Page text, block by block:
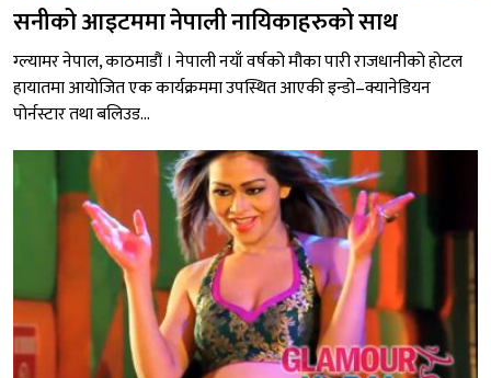
सनीको आइटममा नेपाली नायिकाहरुको साथ
ग्ल्यामर नेपाल, काठमाडौं । नेपाली नयाँ वर्षको मौका पारी राजधानीको होटल
हायातमा आयोजित एक कार्यक्रममा उपस्थित आएकी इन्डो–क्यानेडियन
पोर्नस्टार तथा बलिउड...